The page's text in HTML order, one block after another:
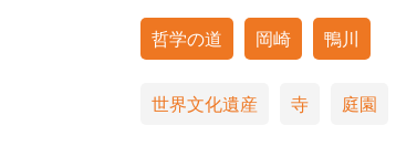
哲学の道 岡崎 鴨川
世界文化遺産 寺 庭園